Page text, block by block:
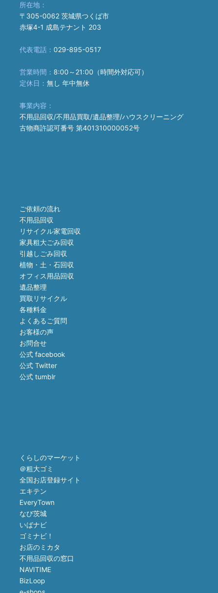
所在地：
〒305-0062 茨城県つくば市
赤塚4-1 成島テナント 203
代表電話： 029-895-0517
営業時間： 8:00～21:00（時間外対応可）
定休日： 無し 年中無休
事業内容：
不用品回収/不用品買取/遺品整理/ハウスクリーニング
古物商許認可番号 第401310000052号
ご依頼の流れ
不用品回収
リサイクル家電回収
家具粗大ごみ回収
引越しごみ回収
植物・土・石回収
オフィス用品回収
遺品整理
買取リサイクル
各種料金
よくあるご質問
お客様の声
お問合せ
公式 facebook
公式 Twitter
公式 tumblr
くらしのマーケット
＠粗大ゴミ
全国お店登録サイト
エキテン
EveryTown
なび茨城
いばナビ
ゴミナビ！
お店のミカタ
不用品回収の窓口
NAVITIME
BizLoop